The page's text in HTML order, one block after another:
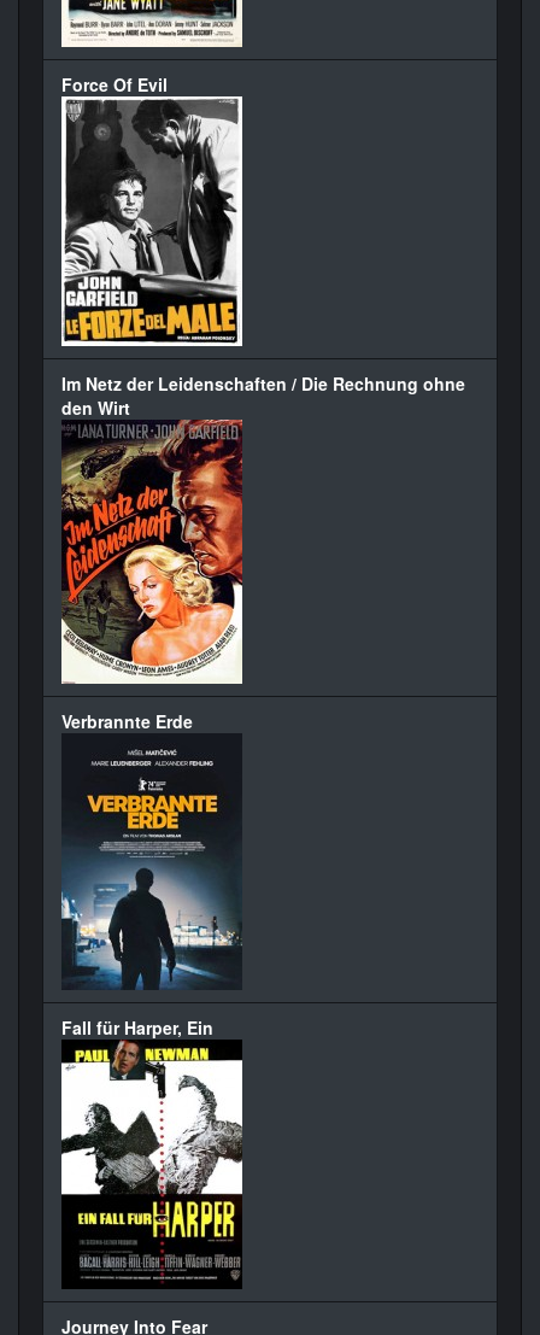
Force Of Evil
Im Netz der Leidenschaften / Die Rechnung ohne
den Wirt
Verbrannte Erde
Fall für Harper, Ein
Journey Into Fear